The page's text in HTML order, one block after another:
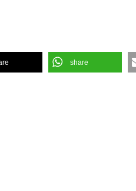
share